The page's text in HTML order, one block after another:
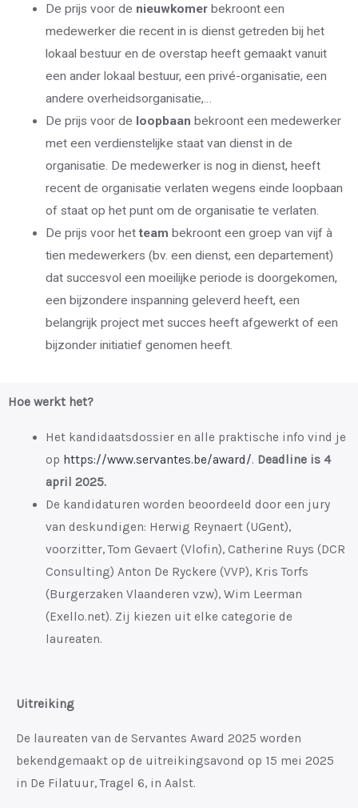
De prijs voor de nieuwkomerbekroont een
medewerker die recent in is dienst getreden bij het
lokaal bestuur en de overstap heeft gemaakt vanuit
een ander lokaal bestuur, een privé-organisatie, een
andere overheidsorganisatie,…
De prijs voor de loopbaan bekroont een medewerker
met een verdienstelijke staat van dienst in de
organisatie. De medewerker is nog in dienst, heeft
recent de organisatie verlaten wegens einde loopbaan
of staat op het punt om de organisatie te verlaten.
De prijs voor hetteam bekroont een groep van vijf à
tien medewerkers (bv. een dienst, een departement)
dat succesvol een moeilijke periode is doorgekomen,
een bijzondere inspanning geleverd heeft, een
belangrijk project met succes heeft afgewerkt of een
bijzonder initiatief genomen heeft.
Hoe werkt het?
Het kandidaatsdossier en alle praktische info vind je
op https://www.servantes.be/award/. Deadline is 4
april 2025.
De kandidaturen worden beoordeeld door een jury
van deskundigen: Herwig Reynaert (UGent),
voorzitter, Tom Gevaert (Vlofin), Catherine Ruys (DCR
Consulting) Anton De Ryckere (VVP), Kris Torfs
(Burgerzaken Vlaanderen vzw), Wim Leerman
(Exello.net). Zij kiezen uit elke categorie de
laureaten.
Uitreiking
De laureaten van de Servantes Award 2025 worden
bekendgemaakt op de uitreikingsavond op 15 mei 2025
in De Filatuur, Tragel 6, in Aalst.